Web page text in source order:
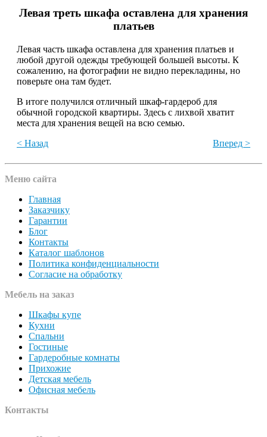
Левая треть шкафа оставлена для хранения
платьев
Левая часть шкафа оставлена для хранения платьев и
любой другой одежды требующей большей высоты. К
сожалению, на фотографии не видно перекладины, но
поверьте она там будет.
В итоге получился отличный шкаф-гардероб для
обычной городской квартиры. Здесь с лихвой хватит
места для хранения вещей на всю семью.
< Назад
Вперед >
Меню сайта
Главная
Заказчику
Гарантии
Блог
Контакты
Каталог шаблонов
Политика конфиденциальности
Согласие на обработку
Мебель на заказ
Шкафы купе
Кухни
Спальни
Гостиные
Гардеробные комнаты
Прихожие
Детская мебель
Офисная мебель
Контакты